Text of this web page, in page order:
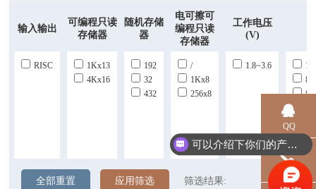
输入输出
可编程只读
存储器
随机存储
器
电可擦可
编程只读
存储器
工作电压
(V)
RISC
1Kx13
4Kx16
192
32
432
/
1Kx8
256x8
1.8~3.6
全部重置 应用筛选 筛选结果:
QQ
电话
可以介绍下你们的产品么？